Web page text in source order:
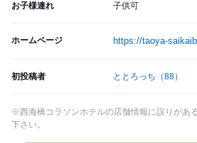
お子様連れ 子供可
ホームページ https://taoya-
初投稿者 ととろっち （88）
※西海橋コラソンホテルの店舗情報に誤りがあ
下さい。